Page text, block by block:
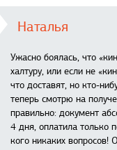
Наталья
Ужасно боялась, что
халтуру, или если не
что доставят, но кто-
теперь смотрю на
правильно: документ
4 дня, оплатила только
кого никаких вопросов!